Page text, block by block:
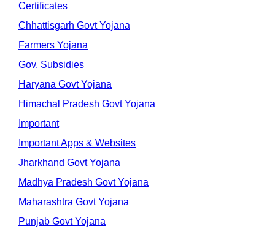
Certificates
Chhattisgarh Govt Yojana
Farmers Yojana
Gov. Subsidies
Haryana Govt Yojana
Himachal Pradesh Govt Yojana
Important
Important Apps & Websites
Jharkhand Govt Yojana
Madhya Pradesh Govt Yojana
Maharashtra Govt Yojana
Punjab Govt Yojana